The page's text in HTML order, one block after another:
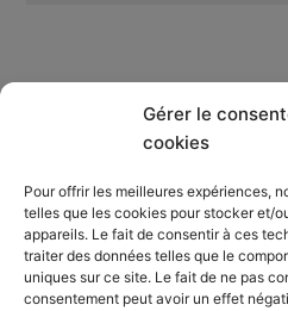
Gérer le
cookies
Pour offrir les meilleures expériences,
telles que les cookies pour stocker et/
appareils. Le fait de consentir à ces
traiter des données telles que le
uniques sur ce site. Le fait de ne pas
consentement peut avoir un effet
Qui
Mentions
Nous